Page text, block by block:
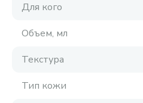
Для кого
Объем, мл
Текстура
Тип кожи